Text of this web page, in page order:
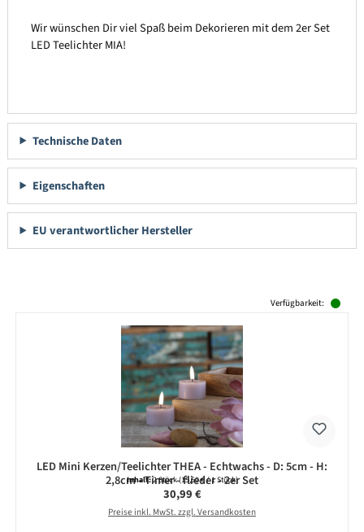
Wir wünschen Dir viel Spaß beim Dekorieren mit dem 2er Set
LED Teelichter MIA!
Technische Daten
Eigenschaften
EU verantwortlicher Hersteller
Verfügbarkeit:
LED Mini Kerzen/Teelichter THEA - Echtwachs - D: 5cm - H:
2,8cm - Timer - flieder - 2er Set
Inhalt:2 Stück(15,50 € / 1 Stück)
Regulärer Preis:
30,99 €
Preise inkl. MwSt. zzgl. Versandkosten